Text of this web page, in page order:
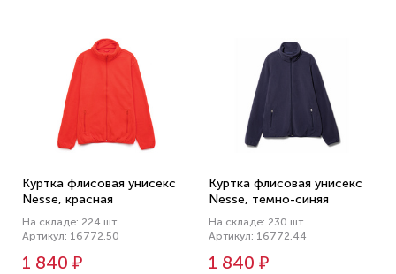
Куртка флисовая унисекс
Nesse, красная
На складе: 224 шт
Артикул: 16772.50
1 840 ₽
Куртка флисовая унисекс
Nesse, темно-синяя
На складе: 230 шт
Артикул: 16772.44
1 840 ₽